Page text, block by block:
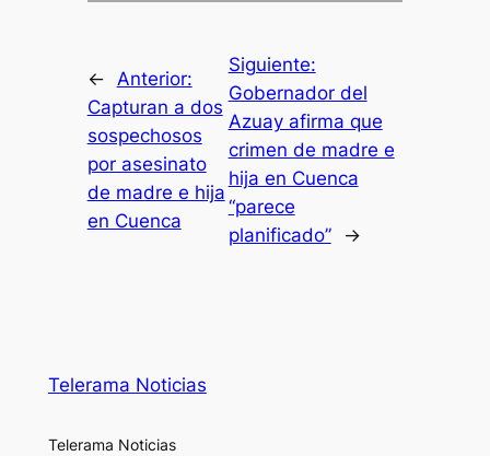
← Anterior:
Capturan a dos
sospechosos
por asesinato
de madre e hija
en Cuenca
Siguiente:
Gobernador del
Azuay afirma que
crimen de madre e
hija en Cuenca
“parece
planificado”
→
Telerama Noticias
Telerama Noticias